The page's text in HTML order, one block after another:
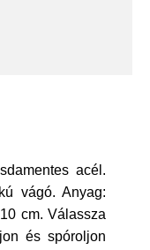
acél.
vágó. Anyag:
cm. Válassza
és spóroljon